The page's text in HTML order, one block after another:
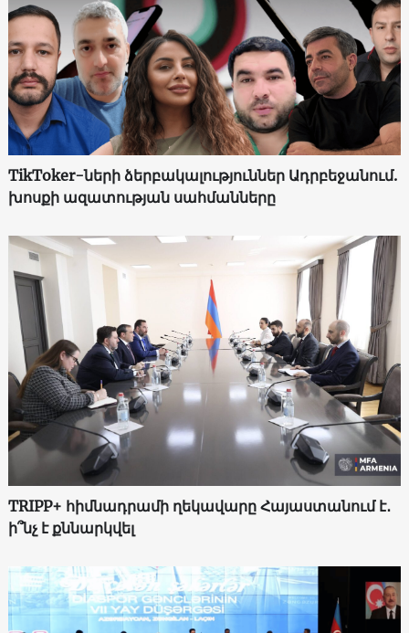
TikToker-ների ձերբակալություններ Ադրբեջանում.
խոսքի ազատության սահմանները
TRIPP+ հիմնադրամի ղեկավարը Հայաստանում է․
ի՞նչ է քննարկվել